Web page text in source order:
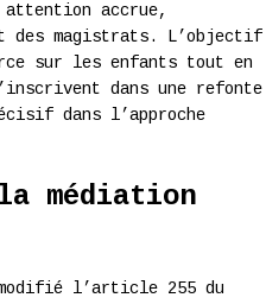
attention accrue,
des magistrats. L’objectif
sur les enfants tout en
dans une refonte
dans l’approche
médiation
modifié l’article 255 du